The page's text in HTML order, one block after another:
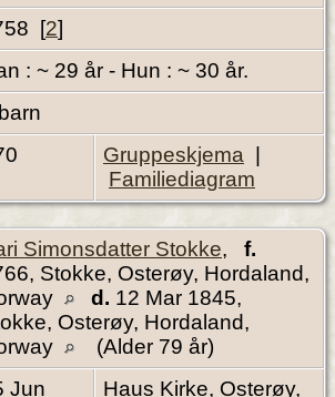
[2]
: ~ 29 år - Hun : ~ 30 år.
Gruppeskjema
Familiediagram
Simonsdatter Stokke, f.
Stokke, Osterøy, Hordaland,
d. 12 Mar 1845,
Osterøy, Hordaland,
(Alder 79 år)
Jun
Haus Kirke, Osterøy,